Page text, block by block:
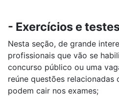
- Exercícios e
Nesta seção, de grande
profissionais que vão se
concurso público ou uma
reúne questões relacionadas
podem cair nos exames;